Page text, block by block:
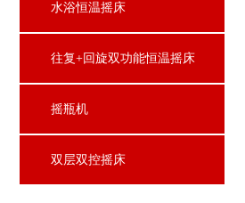
水浴恒温摇床
往复+回旋双功能恒温摇床
摇瓶机
双层双控摇床